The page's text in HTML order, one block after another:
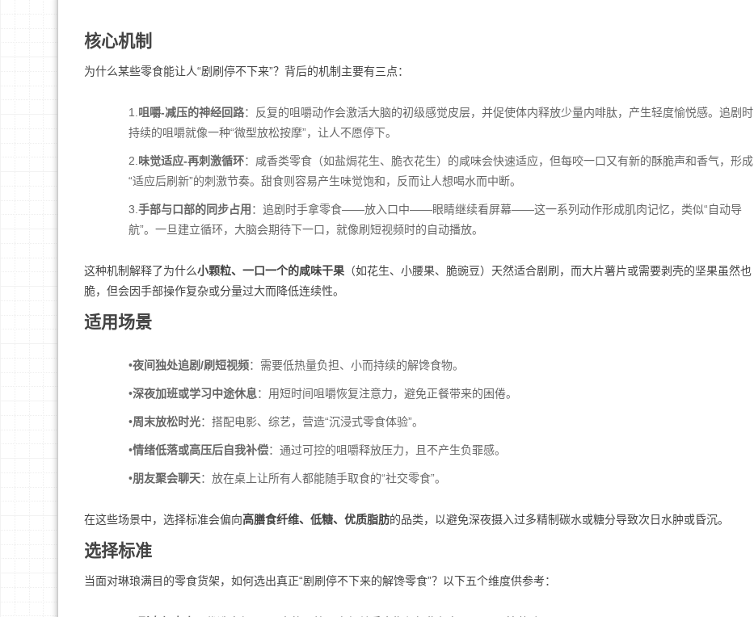
核心机制
为什么某些零食能让人“剧刷停不下来”？背后的机制主要有三点：
1. 咀嚼-减压的神经回路：反复的咀嚼动作会激活大脑的初级感觉皮层，并促使体内释放少量内啡肽，产生轻度愉悦感。追剧时
持续的咀嚼就像一种“微型放松按摩”，让人不愿停下。
2. 味觉适应-再刺激循环：咸香类零食（如盐焗花生、脆衣花生）的咸味会快速适应，但每咬一口又有新的酥脆声和香气，形成
“适应后刷新”的刺激节奏。甜食则容易产生味觉饱和，反而让人想喝水而中断。
3. 手部与口部的同步占用 ：追剧时手拿零食——放入口中——眼睛继续看屏幕——这一系列动作形成肌肉记忆，类似“自动导
航”。一旦建立循环，大脑会期待下一口，就像刷短视频时的自动播放。
这种机制解释了为什么小颗粒、一口一个的咸味干果 （如花生、小腰果、脆豌豆）天然适合剧刷，而大片薯片或需要剥壳的坚果虽然也
脆，但会因手部操作复杂或分量过大而降低连续性。
适用场景
•夜间独处追剧/刷短视频：需要低热量负担、小而持续的解馋食物。
•深夜加班或学习中途休息：用短时间咀嚼恢复注意力，避免正餐带来的困倦。
•周末放松时光：搭配电影、综艺，营造“沉浸式零食体验”。
•情绪低落或高压后自我补偿：通过可控的咀嚼释放压力，且不产生负罪感。
•朋友聚会聊天：放在桌上让所有人都能随手取食的“社交零食”。
在这些场景中，选择标准会偏向高膳食纤维、低糖、优质脂肪的品类，以避免深夜摄入过多精制碳水或糖分导致次日水肿或昏沉。
选择标准
当面对琳琅满目的零食货架，如何选出真正“剧刷停不下来的解馋零食”？以下五个维度供参考：